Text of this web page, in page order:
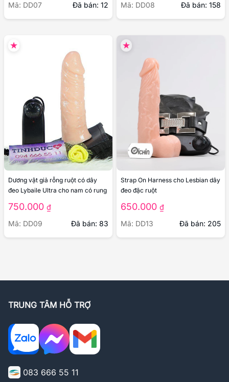
Mã: DD07
Đã bán: 12
Mã: DD08
Đã bán: 158
Dương vật giả rỗng ruột có dây
đeo Lybaile Ultra cho nam có rung
750.000 ₫
Mã: DD09
Đã bán: 83
Strap On Harness cho Lesbian dây
đeo đặc ruột
650.000 ₫
Mã: DD13
Đã bán: 205
TRUNG TÂM HỖ TRỢ
083 666 55 11